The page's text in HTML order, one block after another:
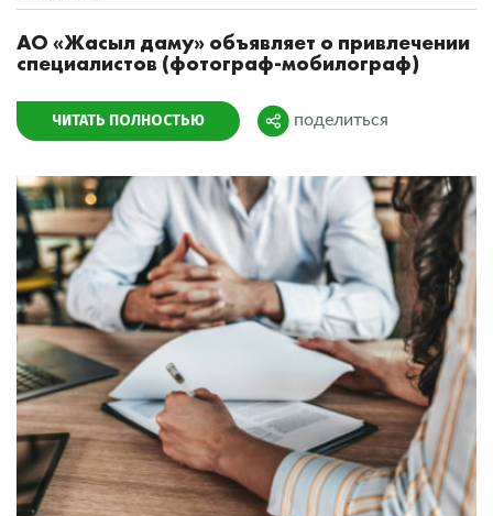
АО «Жасыл даму» объявляет о привлечении
специалистов (фотограф-мобилограф)
ЧИТАТЬ ПОЛНОСТЬЮ Поделиться
поделиться